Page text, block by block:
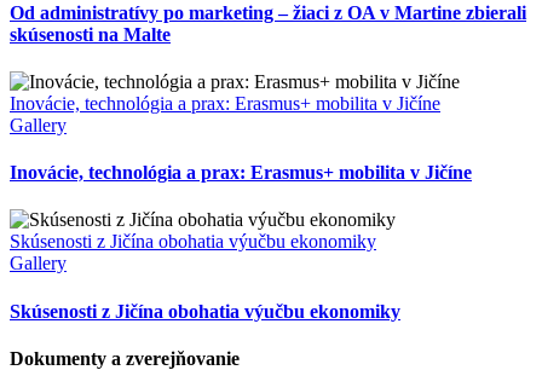
Od administratívy po marketing – žiaci z OA v Martine zbierali
skúsenosti na Malte
Inovácie, technológia a prax: Erasmus+ mobilita v Jičíne
Gallery
Inovácie, technológia a prax: Erasmus+ mobilita v Jičíne
Skúsenosti z Jičína obohatia výučbu ekonomiky
Gallery
Skúsenosti z Jičína obohatia výučbu ekonomiky
Dokumenty a zverejňovanie